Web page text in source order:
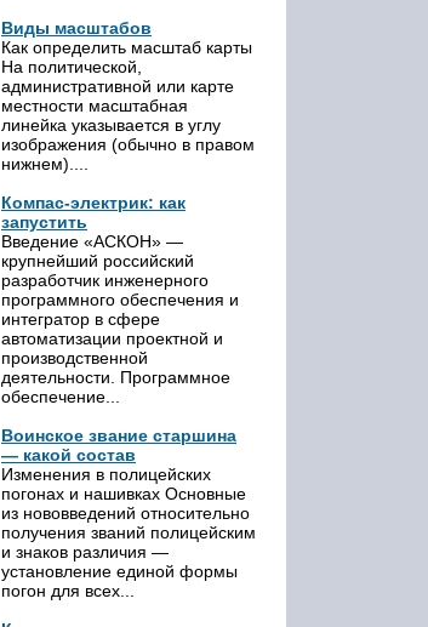
Виды масштабов
Как определить масштаб карты
На политической,
административной или карте
местности масштабная
линейка указывается в углу
изображения (обычно в правом
нижнем)....
Компас-электрик: как
запустить
Введение «АСКОН» —
крупнейший российский
разработчик инженерного
программного обеспечения и
интегратор в сфере
автоматизации проектной и
производственной
деятельности. Программное
обеспечение...
Воинское звание старшина
— какой состав
Изменения в полицейских
погонах и нашивках Основные
из нововведений относительно
получения званий полицейским
и знаков различия —
установление единой формы
погон для всех...